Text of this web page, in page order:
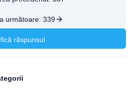
următoare: 339
răspunsul